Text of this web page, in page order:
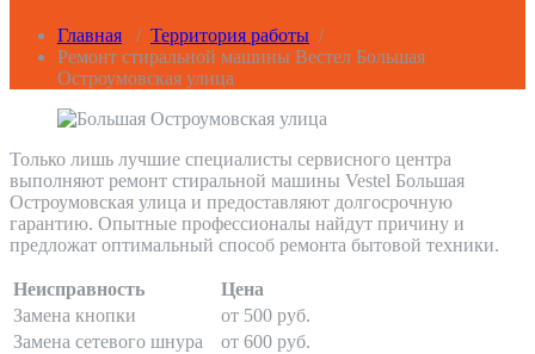
Главная / Территория работы /
Ремонт стиральной машины Вестел Большая
Остроумовская улица
Только лишь лучшие специалисты сервисного центра
выполняют ремонт стиральной машины Vestel Большая
Остроумовская улица и предоставляют долгосрочную
гарантию. Опытные профессионалы найдут причину и
предложат оптимальный способ ремонта бытовой техники.
Неисправность
Цена
Замена кнопки
от 500 руб.
Замена сетевого шнура
от 600 руб.